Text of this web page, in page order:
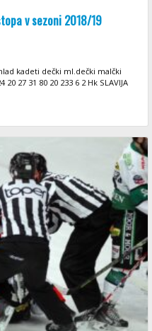
v sezoni 2018/19
kadeti dečki ml.dečki malčki
27 31 80 20 233 6 2 Hk SLAVIJA